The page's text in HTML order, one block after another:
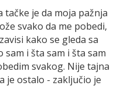
tačke je da moja pažnja
svako da me pobedi,
kako se gleda sa
i šta sam i šta sam
svakog. Nije tajna
je ostalo - zaključio je